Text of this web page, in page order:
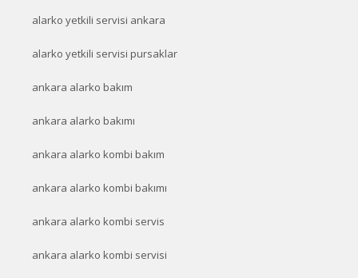
alarko yetkili servisi ankara
alarko yetkili servisi pursaklar
ankara alarko bakım
ankara alarko bakımı
ankara alarko kombi bakım
ankara alarko kombi bakımı
ankara alarko kombi servis
ankara alarko kombi servisi